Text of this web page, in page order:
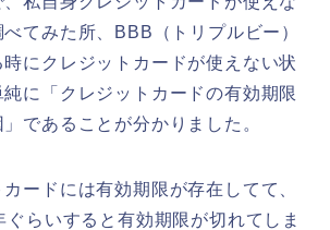
てみた所、BBB（トリプルビー）
にクレジットカードが使えない状
に「クレジットカードの有効期限
であることが分かりました。
ードには有効期限が存在してて、
らいすると有効期限が切れてしま